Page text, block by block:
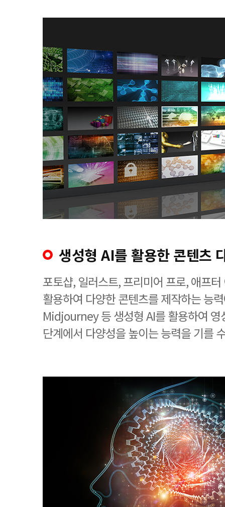
생성형 AI를 활용한 콘텐츠
포토샵, 일러스트, 프리미어 프로, 애프
활용하여 다양한 콘텐츠를 제작하는 능
Midjourney 등 생성형 AI를 활용하여 영
단계에서 다양성을 높이는 능력을 기를